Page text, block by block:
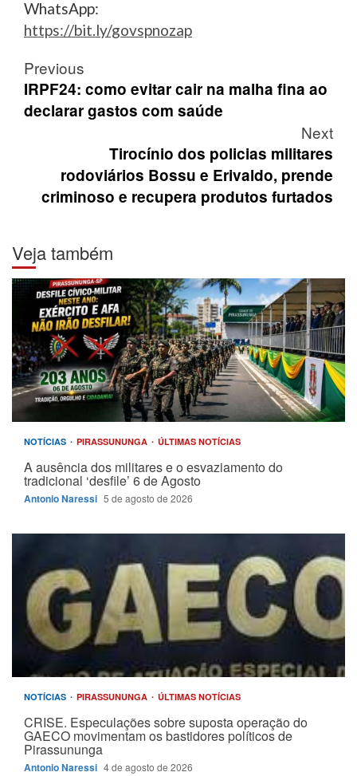
WhatsApp:
https://bit.ly/govspnozap
Post
navigation
Previous
IRPF24: como evitar cair na malha fina ao
declarar gastos com saúde
Next
Tirocínio dos policias militares
rodoviários Bossu e Erivaldo, prende
criminoso e recupera produtos furtados
Veja também
NOTÍCIAS PIRASSUNUNGA ÚLTIMAS NOTÍCIAS
A ausência dos militares e o esvaziamento do
tradicional ‘desfile’ 6 de Agosto
Antonio Naressi 5 de agosto de 2026
NOTÍCIAS PIRASSUNUNGA ÚLTIMAS NOTÍCIAS
CRISE. Especulações sobre suposta operação do
GAECO movimentam os bastidores políticos de
Pirassununga
Antonio Naressi 4 de agosto de 2026